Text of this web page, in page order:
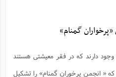
دارند که در فقر معیشتی هستند
« انجمن پرخوران گمنام» را تشکیل